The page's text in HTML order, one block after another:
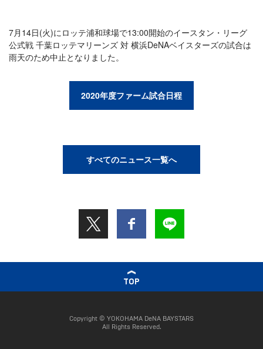
7月14日(火)にロッテ浦和球場で13:00開始のイースタン・リーグ
公式戦 千葉ロッテマリーンズ 対 横浜DeNAベイスターズの試合は
雨天のため中止となりました。
2020年度ファーム試合日程
すべてのニュース一覧へ
TOP
Copyright © YOKOHAMA DeNA BAYSTARS
All Rights Reserved.